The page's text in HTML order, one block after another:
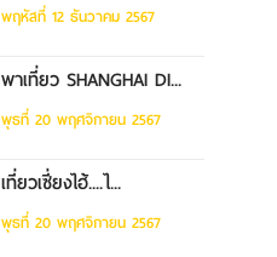
พฤหัสที่ 12 ธันวาคม 2567
พาเที่ยว SHANGHAI DI...
พุธที่ 20 พฤศจิกายน 2567
เที่ยวเซี่ยงไฮ้....ไ...
พุธที่ 20 พฤศจิกายน 2567